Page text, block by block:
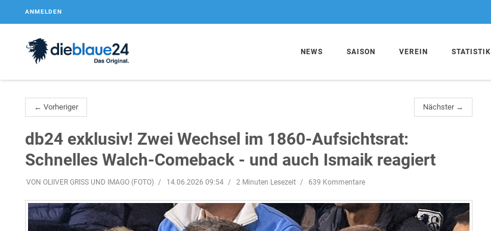
ANMELDEN
NEWS SAISON VEREIN STATISTIK
← Vorheriger Nächster →
db24 exklusiv! Zwei Wechsel im 1860-Aufsichtsrat:
Schnelles Walch-Comeback - und auch Ismaik reagiert
VON OLIIVER GRISS UND IMAGO (FOTO) 14.06.2026 09:54 2 Minuten Lesezeit 639 Kommentare